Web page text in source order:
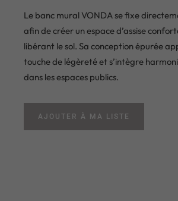
Le banc mural VONDA se fixe
afin de créer un espace d’assise
libérant le sol. Sa conception épurée
touche de légèreté et s’intègre
dans les espaces publics.
AJOUTER À MA LISTE